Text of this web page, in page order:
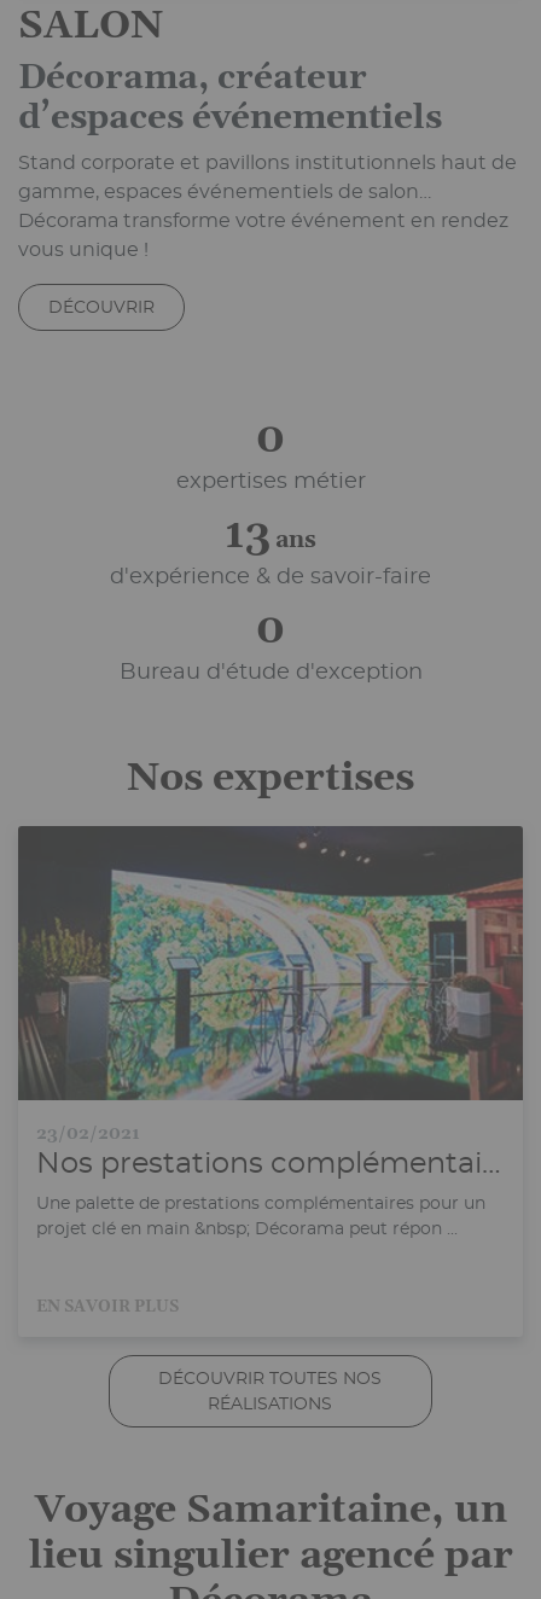
SALON
Décorama, créateur
d’espaces événementiels
Stand corporate et pavillons institutionnels haut de
gamme, espaces événementiels de salon…
Décorama transforme votre événement en rendez
vous unique !
DÉCOUVRIR
2
expertises métier
54 ans
d'expérience & de savoir-faire
0
Bureau d'étude d'exception
Nos expertises
23/02/2021
Nos prestations complémentaires Audiovisuel, Énergie, Mobilier...
Une palette de prestations complémentaires pour un
projet clé en main &nbsp; Décorama peut répon ...
EN SAVOIR PLUS
DÉCOUVRIR TOUTES NOS
RÉALISATIONS
Voyage Samaritaine, un
lieu singulier agencé par